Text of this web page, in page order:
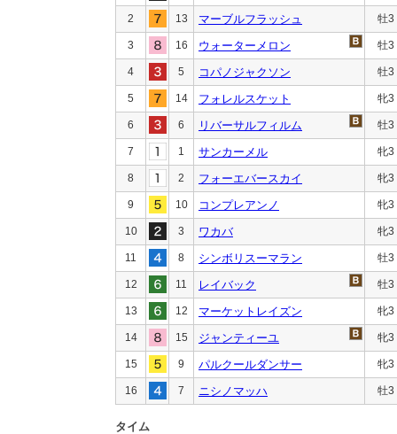
2 13 マーブルフラッシュ 牡3
3 16 ウォーターメロン 牡3
4 5 コパノジャクソン 牡3
5 14 フォレルスケット 牝3
6 6 リバーサルフィルム 牡3
7 1 サンカーメル 牝3
8 2 フォーエバースカイ 牝3
9 10 コンプレアンノ 牝3
10 3 ワカバ 牝3
11 8 シンボリスーマラン 牡3
12 11 レイバック 牡3
13 12 マーケットレイズン 牝3
14 15 ジャンティーユ 牝3
15 9 パルクールダンサー 牝3
16 7 ニシノマッハ 牡3
タイム